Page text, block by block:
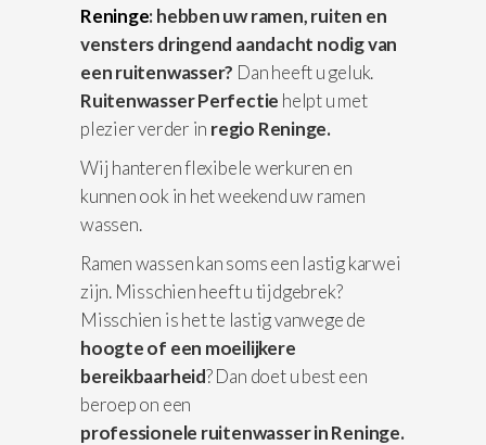
Reninge: hebben uw ramen, ruiten en
vensters dringend aandacht nodig van
een ruitenwasser? Dan heeft u geluk.
Ruitenwasser Perfectie helpt u met
plezier verder in regio Reninge.
Wij hanteren flexibele werkuren en
kunnen ook in het weekend uw ramen
wassen.
Ramen wassen kan soms een lastig karwei
zijn. Misschien heeft u tijdgebrek?
Misschien is het te lastig vanwege de
hoogte of een moeilijkere
bereikbaarheid? Dan doet u best een
beroep on een
professionele ruitenwasser in Reninge.